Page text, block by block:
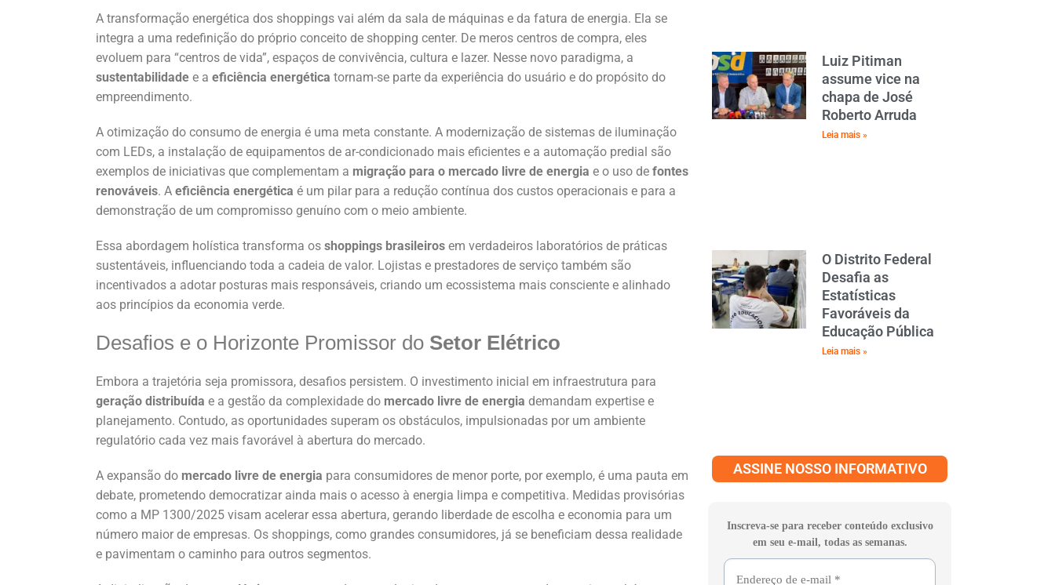
A transformação energética dos shoppings vai além da sala de máquinas e da fatura de energia. Ela se
integra a uma redefinição do próprio conceito de shopping center. De meros centros de compra, eles
evoluem para “centros de vida”, espaços de convivência, cultura e lazer. Nesse novo paradigma, a
sustentabilidade e a eficiência energética tornam-se parte da experiência do usuário e do propósito do
empreendimento.
A otimização do consumo de energia é uma meta constante. A modernização de sistemas de iluminação
com LEDs, a instalação de equipamentos de ar-condicionado mais eficientes e a automação predial são
exemplos de iniciativas que complementam a migração para o mercado livre de energia e o uso de fontes
renováveis. A eficiência energética é um pilar para a redução contínua dos custos operacionais e para a
demonstração de um compromisso genuíno com o meio ambiente.
Essa abordagem holística transforma os shoppings brasileiros em verdadeiros laboratórios de práticas
sustentáveis, influenciando toda a cadeia de valor. Lojistas e prestadores de serviço também são
incentivados a adotar posturas mais responsáveis, criando um ecossistema mais consciente e alinhado
aos princípios da economia verde.
Desafios e o Horizonte Promissor do Setor Elétrico
Embora a trajetória seja promissora, desafios persistem. O investimento inicial em infraestrutura para
geração distribuída e a gestão da complexidade do mercado livre de energia demandam expertise e
planejamento. Contudo, as oportunidades superam os obstáculos, impulsionadas por um ambiente
regulatório cada vez mais favorável à abertura do mercado.
A expansão do mercado livre de energia para consumidores de menor porte, por exemplo, é uma pauta em
debate, prometendo democratizar ainda mais o acesso à energia limpa e competitiva. Medidas provisórias
como a MP 1300/2025 visam acelerar essa abertura, gerando liberdade de escolha e economia para um
número maior de empresas. Os shoppings, como grandes consumidores, já se beneficiam dessa realidade
e pavimentam o caminho para outros segmentos.
Luiz Pitiman
assume vice na
chapa de José
Roberto Arruda
Leia mais »
O Distrito Federal
Desafia as
Estatísticas
Favoráveis da
Educação Pública
Leia mais »
ASSINE NOSSO INFORMATIVO
Inscreva-se para receber conteúdo exclusivo
em seu e-mail, todas as semanas.